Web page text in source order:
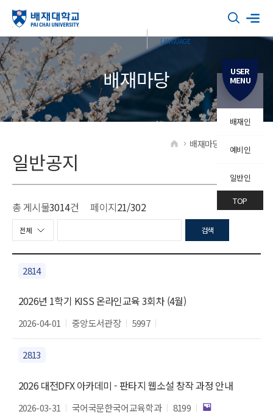
배재마당
일반공지 HOME
배재마당 일반공지
총 게시물3014건 페이지21/302
검색
2814
2026년 1학기 KISS 온라인교육 3회차 (4월)
2026-04-01 중앙도서관장 5997
2813
2026 대전DFX 아카데미 - 판타지 웹소설 창작 과정 안내
2026-03-31 국어국문한국어교육학과 8199
USER
MENU
배재인
예비인
일반인
TOP